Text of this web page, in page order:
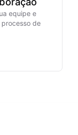
equipe e
de